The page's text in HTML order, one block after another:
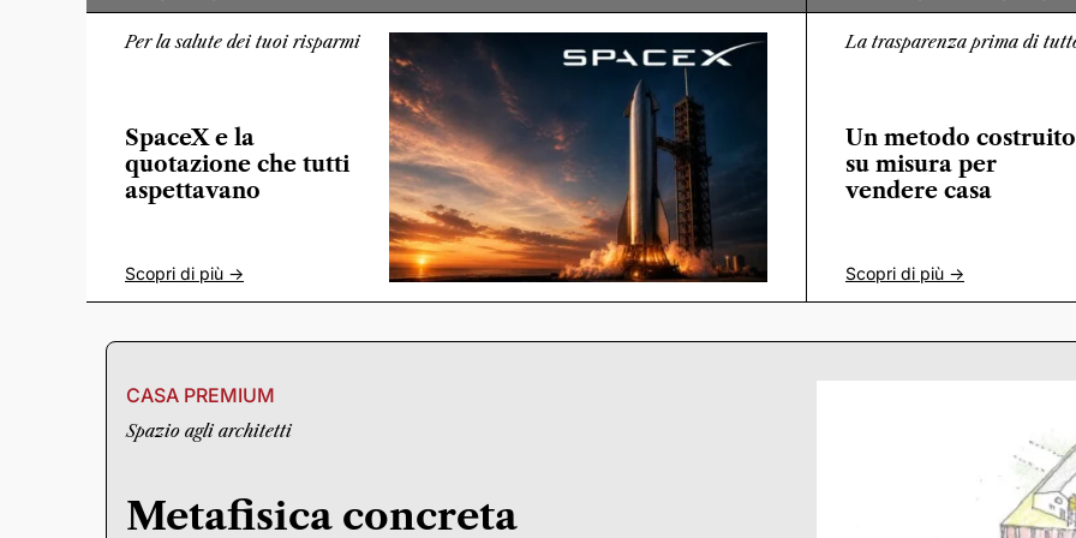
Per la salute dei tuoi risparmi
SpaceX e la
quotazione che tutti
aspettavano
Scopri di più ->
La trasparenza prima di
Un metodo costruito
su misura per
vendere casa
Scopri di più ->
CASA PREMIUM
Spazio agli architetti
Metafisica concreta